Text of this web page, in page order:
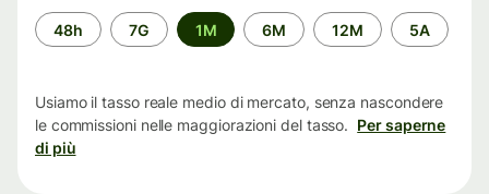
Periodo
di
48h 7G 1M 6M 12M 5A
Usiamo il tasso reale medio di mercato, senza nascondere
le commissioni nelle maggiorazioni del tasso. Per saperne
di più